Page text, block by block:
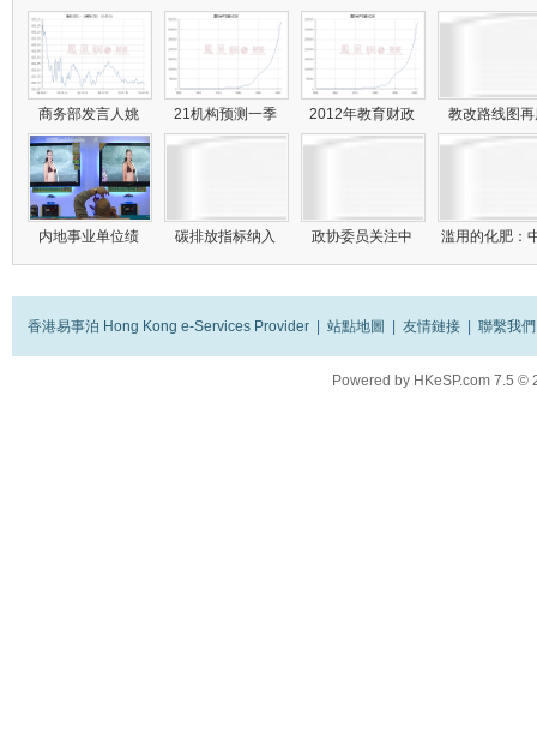
商务部发言人姚 21机构预测一季 2012年教育财政 教改路线图
内地事业单位绩 碳排放指标纳入 政协委员关注中 滥用的化肥：
香港易事泊 Hong Kong e-Services Provider 站點地圖 友情鏈接 聯繫我們
Powered by HKeSP.com 7.5 ©